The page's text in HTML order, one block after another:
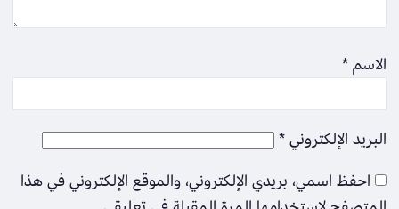
الاسم*
البريد الإلكتروني*
احفظ اسمي، بريدي الإلكتروني، والموقع الإلكتروني في هذا